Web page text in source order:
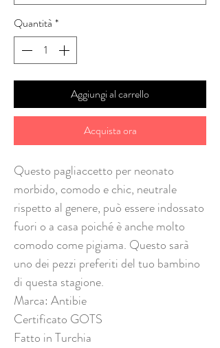
Quantità *
Aggiungi al carrello
Acquista ora
Questo pagliaccetto per neonato
morbido, comodo e chic, neutrale
rispetto al genere, può essere indossato
fuori o a casa poiché è anche molto
comodo come pigiama. Questo sarà
uno dei pezzi preferiti del tuo bambino
di questa stagione.
Marca: Antibie
Certificato GOTS
Fatto in Turchia